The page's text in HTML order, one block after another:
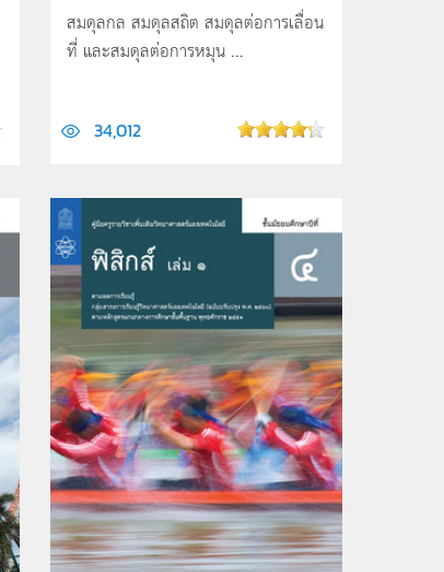
สมดุลกล สมดุลสถิต สมดุลต่อการเลื่อน
ที่ และสมดุลต่อการหมุน ...
34,012